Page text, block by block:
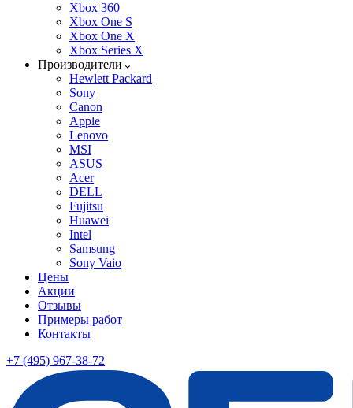
Xbox 360
Xbox One S
Xbox One X
Xbox Series X
Производители
Hewlett Packard
Sony
Canon
Apple
Lenovo
MSI
ASUS
Acer
DELL
Fujitsu
Huawei
Intel
Samsung
Sony Vaio
Цены
Акции
Отзывы
Примеры работ
Контакты
+7 (495) 967-38-72